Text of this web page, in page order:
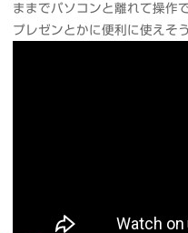
ままでパソコンと離れて操作
プレゼンとかに便利に使えそう